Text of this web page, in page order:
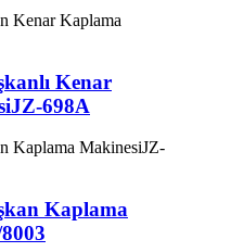
Kenar
JZ-698A
Kaplama